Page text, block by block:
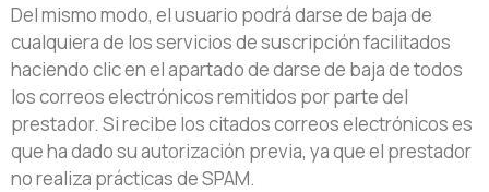
Del mismo modo, el usuario podrá darse de baja de
cualquiera de los servicios de suscripción facilitados
haciendo clic en el apartado de darse de baja de todos
los correos electrónicos remitidos por parte del
prestador. Si recibe los citados correos electrónicos es
que ha dado su autorización previa, ya que el prestador
no realiza prácticas de SPAM.